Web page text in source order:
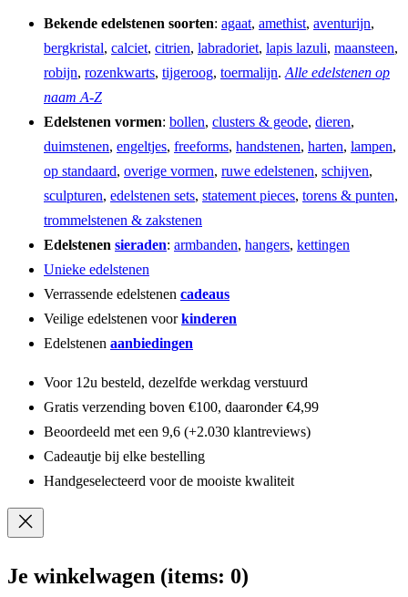
Bekende edelstenen soorten: agaat, amethist, aventurijn,
bergkristal, calciet, citrien, labradoriet, lapis lazuli, maansteen,
robijn, rozenkwarts, tijgeroog, toermalijn. Alle edelstenen op
naam A-Z
Edelstenen vormen: bollen, clusters & geode, dieren,
duimstenen, engeltjes, freeforms, handstenen, harten, lampen,
op standaard, overige vormen, ruwe edelstenen, schijven,
sculpturen, edelstenen sets, statement pieces, torens & punten,
trommelstenen & zakstenen
Edelstenen sieraden: armbanden, hangers, kettingen
Unieke edelstenen
Verrassende edelstenen cadeaus
Veilige edelstenen voorkinderen
Edelstenen aanbiedingen
Voor 12u besteld, dezelfde werkdag verstuurd
Gratis verzending boven €100, daaronder €4,99
Beoordeeld met een 9,6 (+2.030 klantreviews)
Cadeautje bij elke bestelling
Handgeselecteerd voor de mooiste kwaliteit
Je winkelwagen (items: 0)